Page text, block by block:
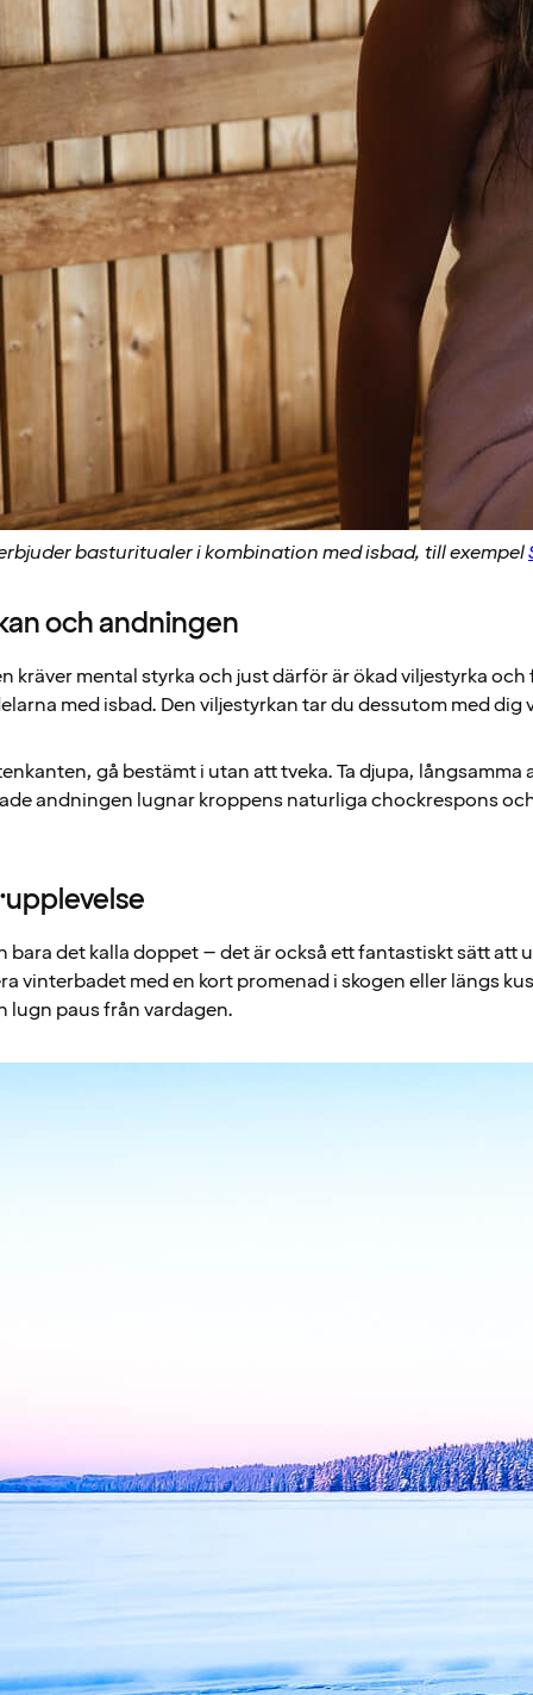
basturitualer i kombination med isbad, till exempel
och andningen
kräver mental styrka och just därför är ökad viljestyrka
med isbad. Den viljestyrkan tar du dessutom med dig
gå bestämt i utan att tveka. Ta djupa,
andningen lugnar kroppens naturliga chockrespons
bara det kalla doppet – det är också ett fantastiskt sätt att
vinterbadet med en kort promenad i skogen eller längs
lugn paus från vardagen.